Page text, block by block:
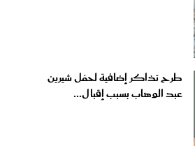
طرح تذاكر إضافية لحفل شيرين
عبد الوهاب بسبب إقبال...